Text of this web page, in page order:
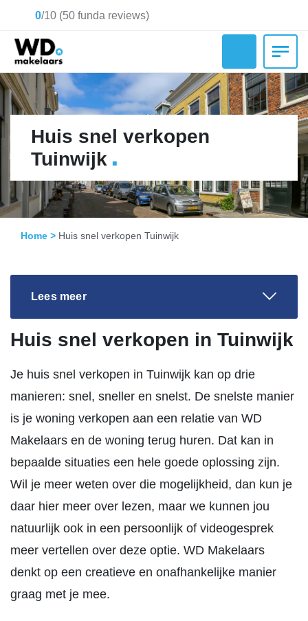
0/10 (50 funda reviews)
Huis snel verkopen
Tuinwijk .
Home > Huis snel verkopen Tuinwijk
Lees meer
Huis snel verkopen in Tuinwijk
Je huis snel verkopen in Tuinwijk kan op drie
manieren: snel, sneller en snelst. De snelste manier
is je woning verkopen aan een relatie van WD
Makelaars en de woning terug huren. Dat kan in
bepaalde situaties een hele goede oplossing zijn.
Wil je meer weten over die mogelijkheid, dan kun je
daar hier meer over lezen, maar we kunnen jou
natuurlijk ook in een persoonlijk of videogesprek
meer vertellen over deze optie. WD Makelaars
denkt op een creatieve en onafhankelijke manier
graag met je mee.